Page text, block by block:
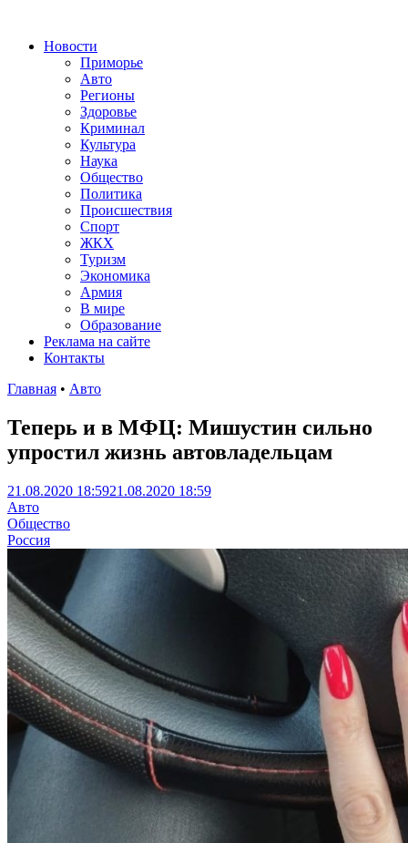
Новости
Приморье
Авто
Регионы
Здоровье
Криминал
Культура
Наука
Общество
Политика
Происшествия
Спорт
ЖКХ
Туризм
Экономика
Армия
В мире
Образование
Реклама на сайте
Контакты
Главная • Авто
Теперь и в МФЦ: Мишустин сильно
упростил жизнь автовладельцам
21.08.2020 18:5921.08.2020 18:59
Авто
Общество
Россия